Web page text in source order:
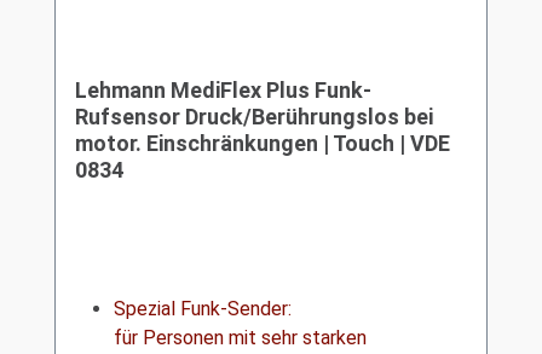
Lehmann MediFlex Plus Funk-
Rufsensor Druck/Berührungslos bei
motor. Einschränkungen | Touch | VDE
0834
Spezial Funk-Sender:
für Personen mit sehr starken